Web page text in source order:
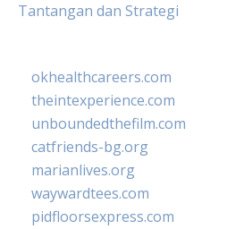
Tantangan dan Strategi
okhealthcareers.com
theintexperience.com
unboundedthefilm.com
catfriends-bg.org
marianlives.org
waywardtees.com
pidfloorsexpress.com